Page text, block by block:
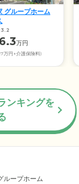
グループホーム
3.2
万円
万円+介護保険料)
ンキングを
ループホーム